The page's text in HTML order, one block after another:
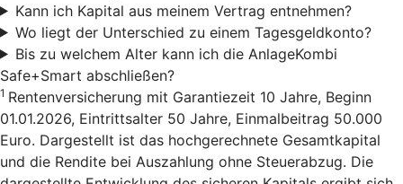
Kann ich Kapital aus meinem Vertrag entnehmen?
Wo liegt der Unterschied zu einem Tagesgeldkonto?
Bis zu welchem Alter kann ich die AnlageKombi
Safe+Smart abschließen?
1 Rentenversicherung mit Garantiezeit 10 Jahre, Beginn
01.01.2026, Eintrittsalter 50 Jahre, Einmalbeitrag 50.000
Euro. Dargestellt ist das hochgerechnete Gesamtkapital
und die Rendite bei Auszahlung ohne Steuerabzug. Die